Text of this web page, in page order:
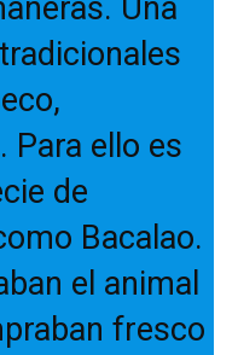
Una
Para ello es
de
Bacalao.
el animal
fresco